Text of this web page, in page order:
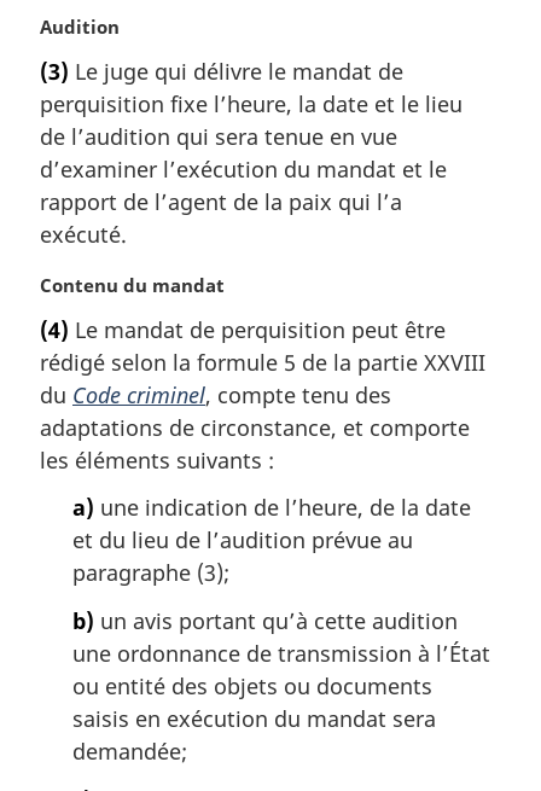
n
a
e
:
N
t
e
m
a
g
i
a
l
e
:
Audition
(3) Le juge qui délivre le mandat de
perquisition fixe l’heure, la date et le lieu
de l’audition qui sera tenue en vue
d’examiner l’exécution du mandat et le
rapport de l’agent de la paix qui l’a
exécuté.
N
t
e
m
a
g
Contenu du mandat
(4) Le mandat de perquisition peut être
rédigé selon la formule 5 de la partie XXVIII
du Code criminel, compte tenu des
adaptations de circonstance, et comporte
les éléments suivants :
a) une indication de l’heure, de la date
et du lieu de l’audition prévue au
paragraphe (3);
b) un avis portant qu’à cette audition
une ordonnance de transmission à l’État
ou entité des objets ou documents
saisis en exécution du mandat sera
demandée;